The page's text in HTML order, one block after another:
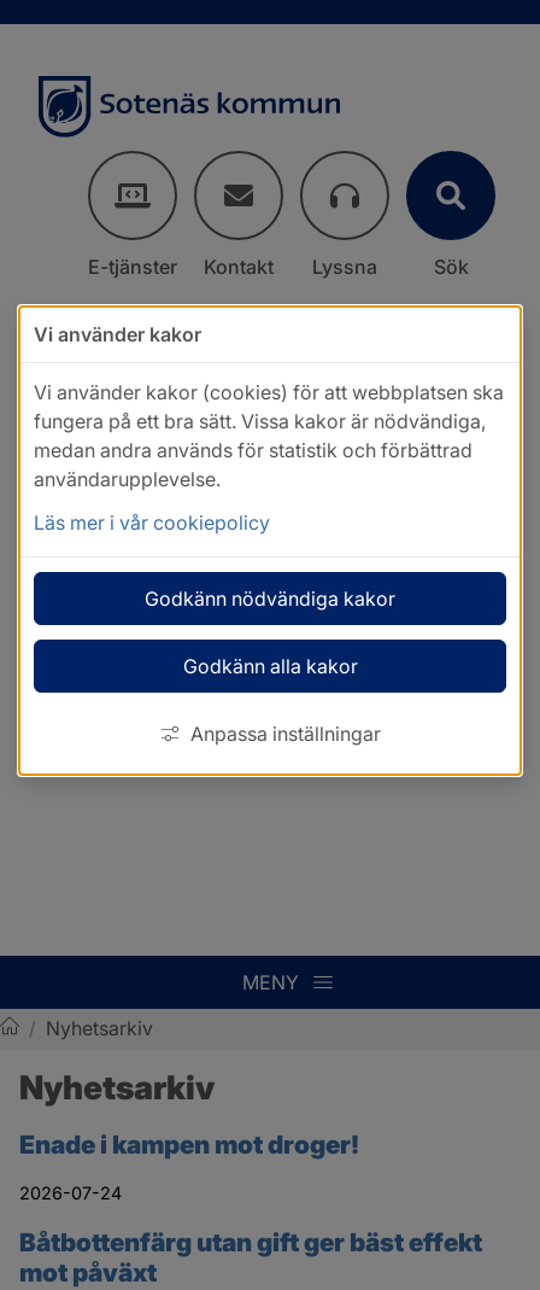
E-tjänster Kontakt Lyssna Sök
MENY
/ Nyhetsarkiv
Nyhetsarkiv
Enade i kampen mot droger!
2026-07-24
Båtbottenfärg utan gift ger bäst effekt
mot påväxt
Vi använder kakor
Vi använder kakor (cookies) för att webbplatsen ska
fungera på ett bra sätt. Vissa kakor är nödvändiga,
medan andra används för statistik och förbättrad
användarupplevelse.
Läs mer i vår cookiepolicy
Godkänn nödvändiga kakor
Godkänn alla kakor
Anpassa inställningar